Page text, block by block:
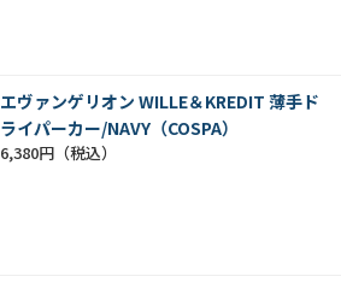
エヴァンゲリオン WILLE＆KREDIT 薄手ド
ライパーカー/NAVY（COSPA）
6,380円